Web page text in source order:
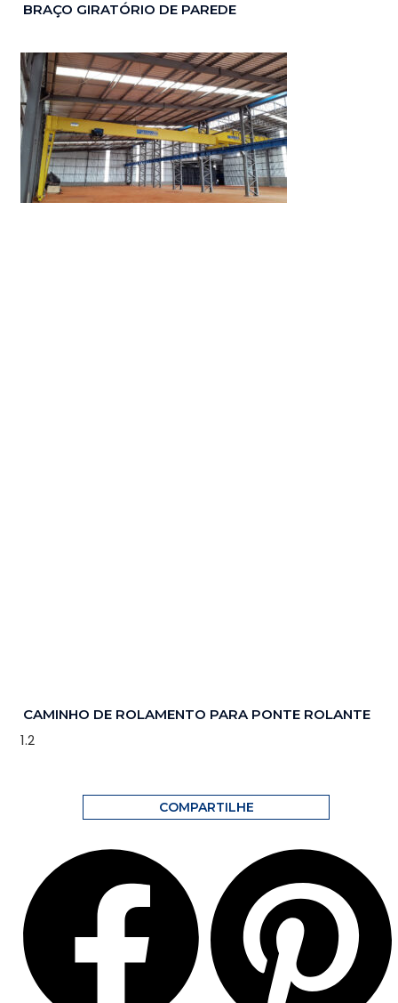
BRAÇO GIRATÓRIO DE PAREDE
CAMINHO DE ROLAMENTO PARA PONTE ROLANTE
COMPARTILHE